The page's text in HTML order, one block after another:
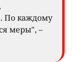
По каждому
меры", –